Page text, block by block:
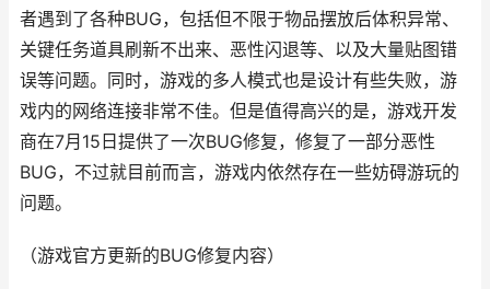
者遇到了各种BUG，包括但不限于物品摆放后体积异常、
关键任务道具刷新不出来、恶性闪退等、以及大量贴图错
误等问题。同时，游戏的多人模式也是设计有些失败，游
戏内的网络连接非常不佳。但是值得高兴的是，游戏开发
商在7月15日提供了一次BUG修复，修复了一部分恶性
BUG，不过就目前而言，游戏内依然存在一些妨碍游玩的
问题。
（游戏官方更新的BUG修复内容）